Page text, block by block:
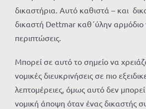
δικαστήρια. Αυτό καθιστά – και
δικαστή Dettmar καθ´ύλην αρμόδιο
περιπτώσεις.
Μπορεί σε αυτό το σημείο να
νομικές διευκρινήσεις σε πιο
λεπτομέρειες, όμως αυτό δεν
νομική άποψη όταν ένας δικαστής